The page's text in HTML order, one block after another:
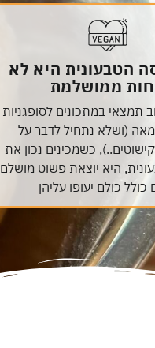
הטבעונית היא לא
ממושלמת
תמצאי במתכונים לסופגניות
(ושלא נתחיל לדבר על
כשמכינים נכון את
היא יוצאת פשוט מושלם
כולל כולם יעופו עליהן